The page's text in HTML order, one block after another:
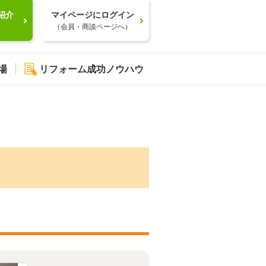
介 マイページにログイン
（会員・商談ページへ）
リフォーム成功ノウハウ